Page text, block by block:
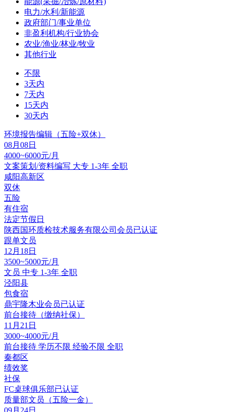
电力/水利/新能源
政府部门/事业单位
非盈利机构/行业协会
农业/渔业/林业/牧业
其他行业
不限
3天内
7天内
15天内
30天内
环境报告编辑（五险+双休）
08月08日
4000~6000元/月
文案策划/资料编写 大专 1-3年 全职
咸阳高新区
双休
五险
有住宿
法定节假日
陕西国环质检技术服务有限公司 会员已认证
跟单文员
12月18日
3500~5000元/月
文员 中专 1-3年 全职
泾阳县
包食宿
鼎宇隆木业会员已认证
前台接待（缴纳社保）
11月21日
3000~4000元/月
前台接待 学历不限 经验不限 全职
秦都区
绩效奖
社保
FC桌球俱乐部已认证
质量部文员（五险一金）
09月24日